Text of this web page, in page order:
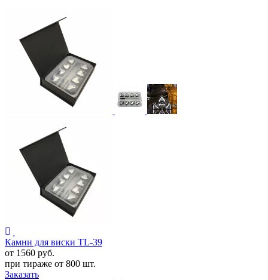
Камни для виски TL-39
от 1560 руб.
при тираже от 800 шт.
Заказать